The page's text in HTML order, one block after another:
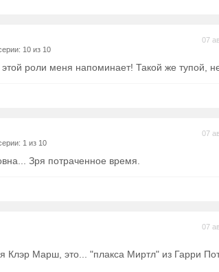
10 из 10
07
роли меня напоминает! Такой же тупой,
1 из 10
07
Зря потраченное время.
07
Клэр Марш, это... "плакса Миртл" из Гарри